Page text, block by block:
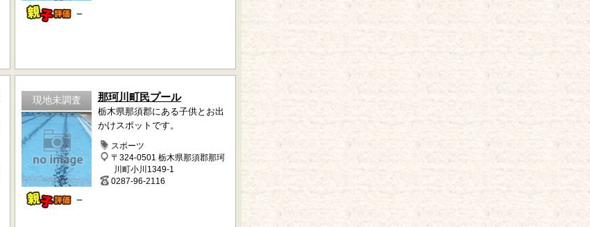
－
現地未調査
－
那珂川町民プール
栃木県那須郡にある子供とお出
かけスポットです。
スポーツ
〒324-0501 栃木県那須郡那珂
川町小川1349-1
0287-96-2116